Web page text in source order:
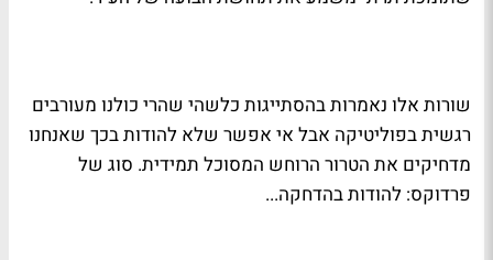
שורות אלו נאמרות בהסתייגות כלשהי שהרי כולנו מעורבים
רגשית בפוליטיקה אבל אי אפשר שלא להודות בכך שאנחנו
מדחיקים את הטרור הרוחש המסוכל תמידית. סוג של
פרדוקס: להודות בהדחקה...